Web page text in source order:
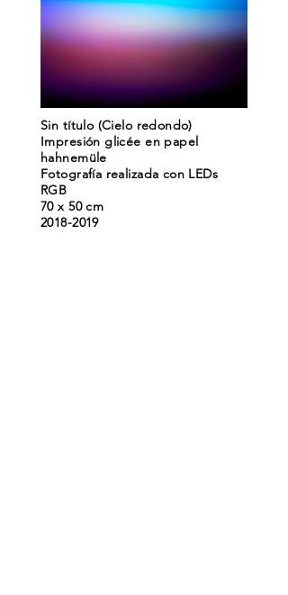
Sin título (Cielo redondo)
Impresión glicée en papel
hahnemüle
Fotografía realizada con LEDs
RGB
70 x 50 cm
2018-2019